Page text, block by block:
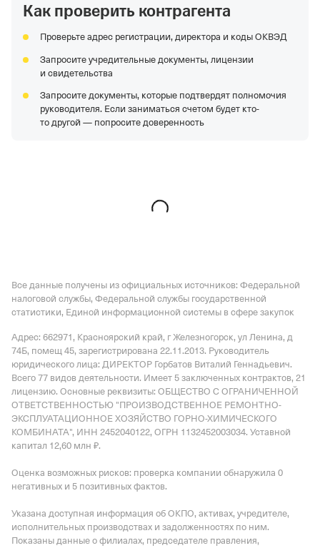
Как проверить контрагента
Проверьте адрес регистрации, директора и коды ОКВЭД
Запросите учредительные документы, лицензии
и свидетельства
Запросите документы, которые подтвердят полномочия
руководителя. Если заниматься счетом будет кто-
то другой — попросите доверенность
Все данные получены из официальных источников: Федеральной
налоговой службы, Федеральной службы государственной
статистики, Единой информационной системы в сфере закупок
Адрес: 662971, Красноярский край, г Железногорск, ул Ленина, д
74Б, помещ 45, зарегистрирована 22.11.2013. Руководитель
юридического лица: ДИРЕКТОР Горбатов Виталий Геннадьевич.
Всего 77 видов деятельности. Имеет 5 заключенных контрактов, 21
лицензию. Основные реквизиты: ОБЩЕСТВО С ОГРАНИЧЕННОЙ
ОТВЕТСТВЕННОСТЬЮ "ПРОИЗВОДСТВЕННОЕ РЕМОНТНО-
ЭКСПЛУАТАЦИОННОЕ ХОЗЯЙСТВО ГОРНО-ХИМИЧЕСКОГО
КОМБИНАТА", ИНН 2452040122, ОГРН 1132452003034. Уставной
капитал 12,60 млн ₽.
Оценка возможных рисков: проверка компании обнаружила 0
негативных и 5 позитивных фактов.
Указана доступная информация об ОКПО, активах, учредителе,
исполнительных производствах и задолженностях по ним.
Показаны данные о филиалах, председателе правления,